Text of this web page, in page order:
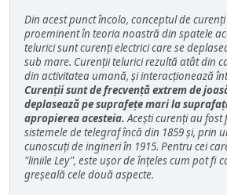
Din acest punct încolo, conceptul de
proeminent în teoria noastră din spatele
telurici sunt curenți electrici care se
sub mare. Curenții telurici rezultă atât din
din activitatea umană, și interacționează
Curenții sunt de frecvență extrem de
deplasează pe suprafețe mari la
apropierea acesteia.Acești curenți au
sistemele de telegraf încă din 1859 și, prin
cunoscuți de ingineri în 1915. Pentru cei
"liniile Ley", este ușor de înțeles cum pot fi
greșeală cele două aspecte.